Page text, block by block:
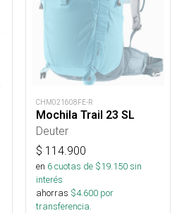
CHM021608FE-R
Mochila Trail 23 SL
Deuter
$ 114.900
en 6cuotas de $19.150sin
interés
ahorras $4.600 por
transferencia.